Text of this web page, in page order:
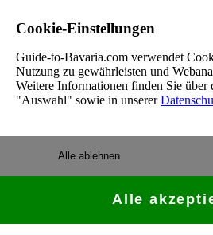
Cookie-Einstellungen
Guide-to-Bavaria.com verwendet
Nutzung zu gewährleisten und
Weitere Informationen finden Sie über
"Auswahl" sowie in unserer
Alle ablehnen
Alle